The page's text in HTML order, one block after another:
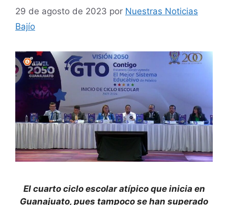
29 de agosto de 2023 por Nuestras Noticias
Bajío
El cuarto ciclo escolar atípico que inicia en
Guanajuato, pues tampoco se han superado